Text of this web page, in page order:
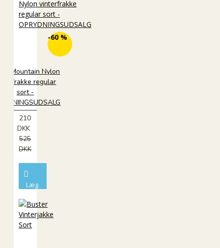
-60 %
Mountain Nylon
regular
sort -
210
DKK
525
DKK
Læg
kurv